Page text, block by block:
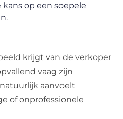
op een soepele
krijgt van de verkoper
vaag zijn
aanvoelt
of onprofessionele